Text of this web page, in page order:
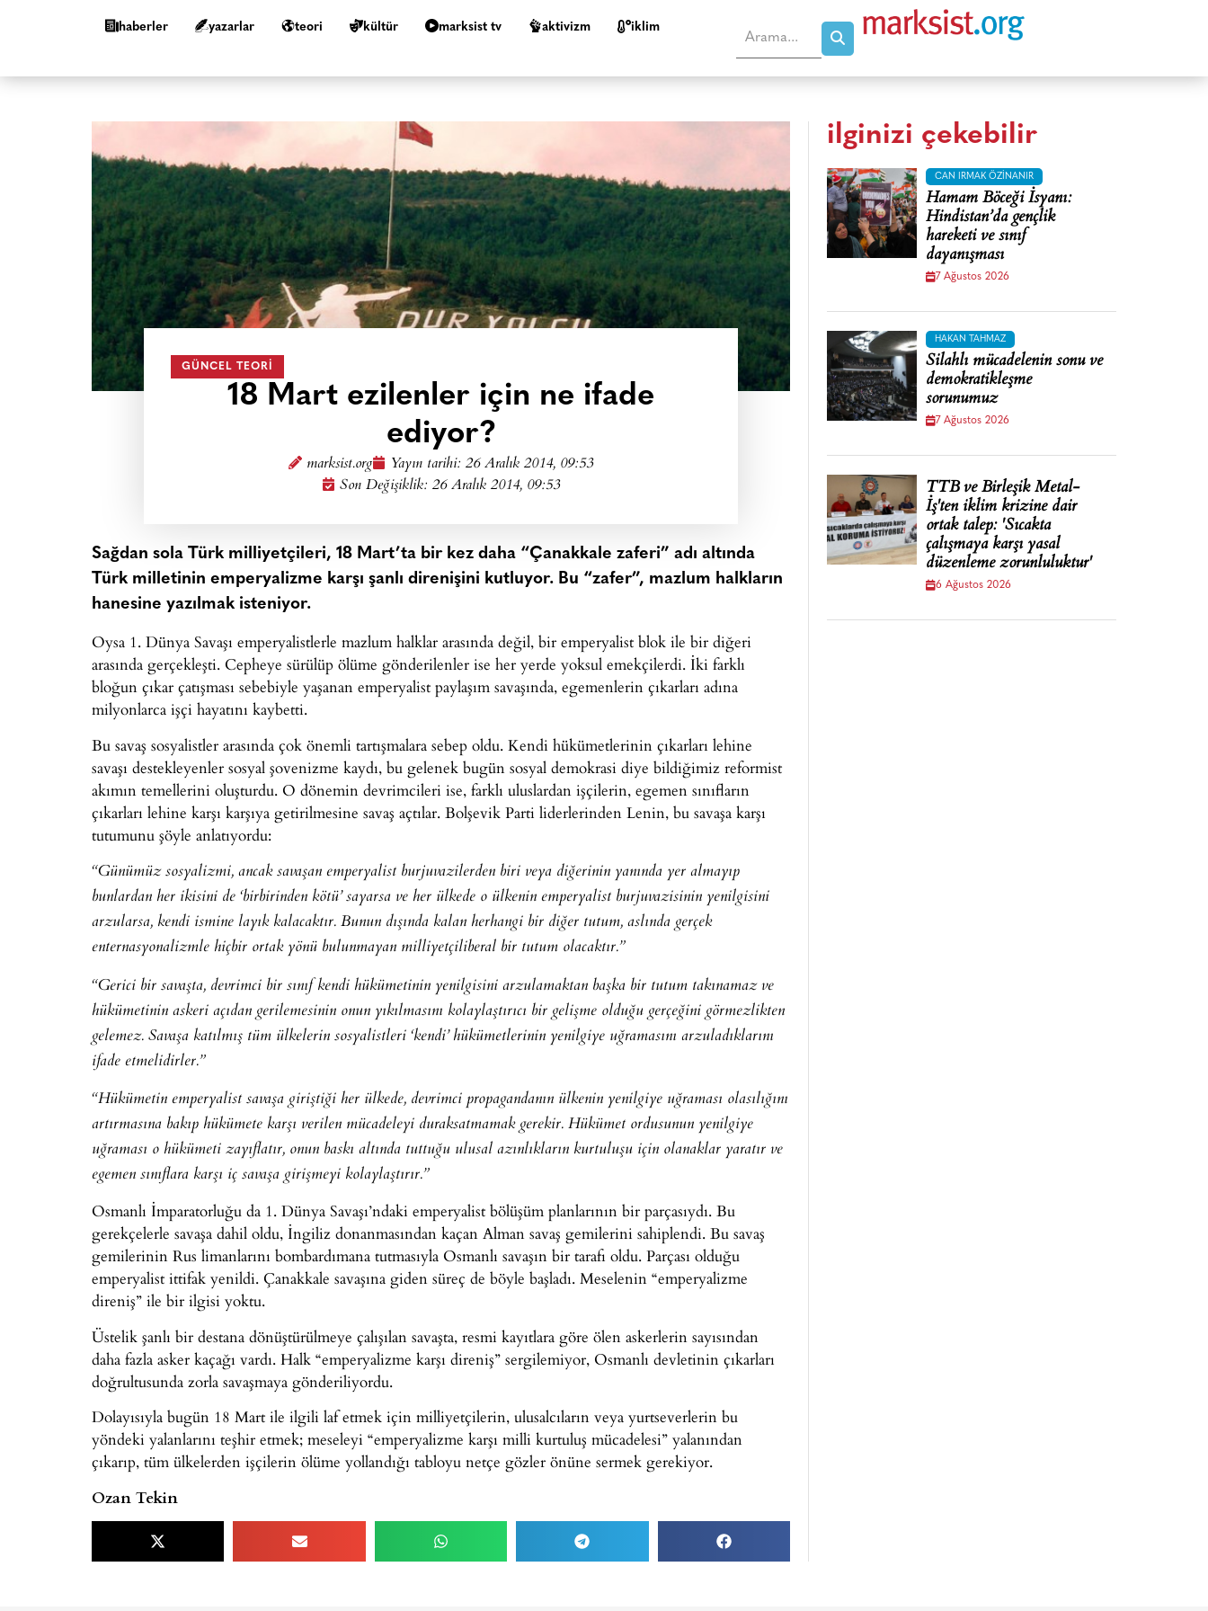
haberler yazarlar teori kültür marksist tv aktivizm i̇klim
GÜNCEL TEORI
18 Mart ezilenler için ne ifade
ediyor?
marksist.org Yayın tarihi: 26 Aralık 2014, 09:53
Son Değişiklik: 26 Aralık 2014, 09:53
Sağdan sola Türk milliyetçileri, 18 Mart’ta bir kez daha “Çanakkale zaferi” adı altında
Türk milletinin emperyalizme karşı şanlı direnişini kutluyor. Bu “zafer”, mazlum halkların
hanesine yazılmak isteniyor.
Oysa 1. Dünya Savaşı emperyalistlerle mazlum halklar arasında değil, bir emperyalist blok ile bir diğeri
arasında gerçekleşti. Cepheye sürülüp ölüme gönderilenler ise her yerde yoksul emekçilerdi. İki farklı
bloğun çıkar çatışması sebebiyle yaşanan emperyalist paylaşım savaşında, egemenlerin çıkarları adına
milyonlarca işçi hayatını kaybetti.
Bu savaş sosyalistler arasında çok önemli tartışmalara sebep oldu. Kendi hükümetlerinin çıkarları lehine
savaşı destekleyenler sosyal şovenizme kaydı, bu gelenek bugün sosyal demokrasi diye bildiğimiz reformist
akımın temellerini oluşturdu. O dönemin devrimcileri ise, farklı uluslardan işçilerin, egemen sınıfların
çıkarları lehine karşı karşıya getirilmesine savaş açtılar. Bolşevik Parti liderlerinden Lenin, bu savaşa karşı
tutumunu şöyle anlatıyordu:
“Günümüz sosyalizmi, ancak savaşan emperyalist burjuvazilerden biri veya diğerinin yanında yer almayıp
bunlardan her ikisini de ‘birbirinden kötü’ sayarsa ve her ülkede o ülkenin emperyalist burjuvazisinin yenilgisini
arzularsa, kendi ismine layık kalacaktır. Bunun dışında kalan herhangi bir diğer tutum, aslında gerçek
enternasyonalizmle hiçbir ortak yönü bulunmayan milliyetçiliberal bir tutum olacaktır.”
“Gerici bir savaşta, devrimci bir sınıf kendi hükümetinin yenilgisini arzulamaktan başka bir tutum takınamaz ve
hükümetinin askeri açıdan gerilemesinin onun yıkılmasını kolaylaştırıcı bir gelişme olduğu gerçeğini görmezlikten
gelemez. Savaşa katılmış tüm ülkelerin sosyalistleri ‘kendi’ hükümetlerinin yenilgiye uğramasını arzuladıklarını
ifade etmelidirler.”
“Hükümetin emperyalist savaşa giriştiği her ülkede, devrimci propagandanın ülkenin yenilgiye uğraması olasılığını
artırmasına bakıp hükümete karşı verilen mücadeleyi duraksatmamak gerekir. Hükümet ordusunun yenilgiye
uğraması o hükümeti zayıflatır, onun baskı altında tuttuğu ulusal azınlıkların kurtuluşu için olanaklar yaratır ve
egemen sınıflara karşı iç savaşa girişmeyi kolaylaştırır.”
Osmanlı İmparatorluğu da 1. Dünya Savaşı’ndaki emperyalist bölüşüm planlarının bir parçasıydı. Bu
gerekçelerle savaşa dahil oldu, İngiliz donanmasından kaçan Alman savaş gemilerini sahiplendi. Bu savaş
gemilerinin Rus limanlarını bombardımana tutmasıyla Osmanlı savaşın bir tarafı oldu. Parçası olduğu
emperyalist ittifak yenildi. Çanakkale savaşına giden süreç de böyle başladı. Meselenin “emperyalizme
direniş” ile bir ilgisi yoktu.
Üstelik şanlı bir destana dönüştürülmeye çalışılan savaşta, resmi kayıtlara göre ölen askerlerin sayısından
daha fazla asker kaçağı vardı. Halk “emperyalizme karşı direniş” sergilemiyor, Osmanlı devletinin çıkarları
doğrultusunda zorla savaşmaya gönderiliyordu.
Dolayısıyla bugün 18 Mart ile ilgili laf etmek için milliyetçilerin, ulusalcıların veya yurtseverlerin bu
yöndeki yalanlarını teşhir etmek; meseleyi “emperyalizme karşı milli kurtuluş mücadelesi” yalanından
çıkarıp, tüm ülkelerden işçilerin ölüme yollandığı tabloyu netçe gözler önüne sermek gerekiyor.
Ozan Tekin
ilginizi çekebilir
CAN IRMAK ÖZINANIR
Hamam Böceği İsyanı:
Hindistan’da gençlik
hareketi ve sınıf
dayanışması
7 Ağustos 2026
HAKAN TAHMAZ
Silahlı mücadelenin sonu ve
demokratikleşme
sorunumuz
7 Ağustos 2026
TTB ve Birleşik Metal-
İş'ten iklim krizine dair
ortak talep: 'Sıcakta
çalışmaya karşı yasal
düzenleme zorunluluktur'
6 Ağustos 2026